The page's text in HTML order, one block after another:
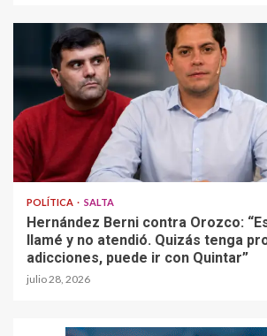
POLÍTICA SALTA
Hernández Berni contra Orozco:
llamé y no atendió. Quizás tenga
adicciones, puede ir con Quintar”
julio 28, 2026